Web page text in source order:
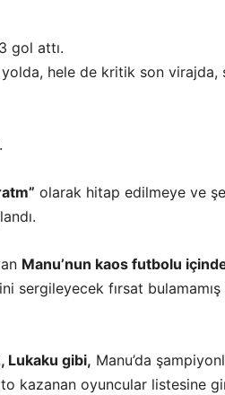
gol attı.
yolda, hele de kritik son virajda,
olarak hitap edilmeye ve
Manu’nun kaos futbolu
sergileyecek fırsat bulamamış
Lukaku gibi, Manu’da
kazanan oyuncular listesine